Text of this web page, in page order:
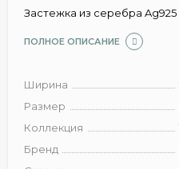
Застежка из серебра Ag925
ПОЛНОЕ ОПИСАНИЕ
Ширина
Размер
Коллекция
Бренд